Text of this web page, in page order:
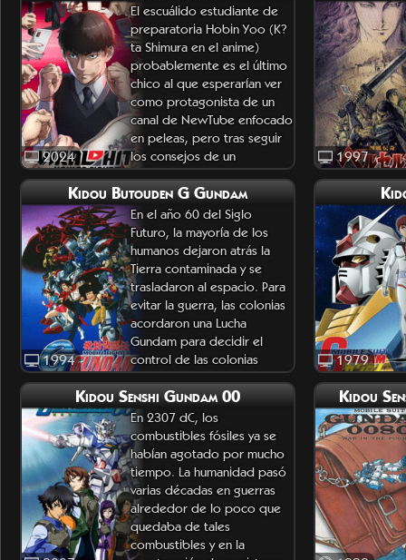
2024
El escuálido estudiante de
preparatoria Hobin Yoo (K?
ta Shimura en el anime)
probablemente es el último
chico al que esperarían ver
como protagonista de un
canal de NewTube enfocado
en peleas, pero tras seguir
los consejos de un
misterioso canal, Hobin
pronto
1997
Kidou Butouden G Gundam
1994
En el año 60 del Siglo
Futuro, la mayoría de los
humanos dejaron atrás la
Tierra contaminada y se
trasladaron al espacio. Para
evitar la guerra, las colonias
acordaron una Lucha
Gundam para decidir el
control de las colonias
durante cuatro años a la ve
1979
Kidou Senshi Gundam 00
En 2307 dC, los
combustibles fósiles ya se
habían agotado por mucho
tiempo. La humanidad pasó
varias décadas en guerras
alrededor de lo poco que
quedaba de tales
combustibles y en la
Kidou